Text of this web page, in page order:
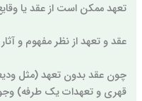
تعهد ممکن است از عقد یا
عقد و تعهد از نظر مفهوم و
چون عقد بدون تعهد (مثل
قهری و تعهدات یک طرفه)